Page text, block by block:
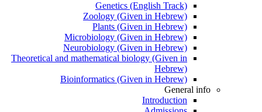
Genetics (English Track)
Zoology (Given in Hebrew)
Plants (Given in Hebrew)
Microbiology (Given in Hebrew)
Neurobiology (Given in Hebrew)
Theoretical and mathematical biology (Given in
Hebrew)
Bioinformatics (Given in Hebrew)
General info
Introduction